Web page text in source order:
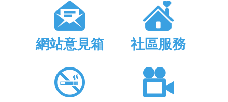
網站意見箱 社區服務